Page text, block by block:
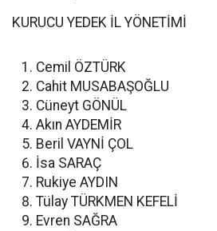
KURUCU YEDEK İL YÖNETİMİ
Cemil ÖZTÜRK
Cahit MUSABAŞOĞLU
Cüneyt GÖNÜL
Akın AYDEMİR
Beril VAYNİ ÇOL
İsa SARAÇ
Rukiye AYDIN
Tülay TÜRKMEN KEFELİ
Evren SAĞRA